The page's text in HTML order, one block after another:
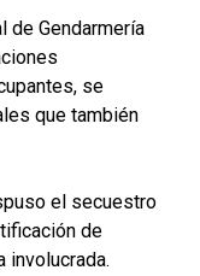
de Gendarmería
se
que también
el secuestro
de
involucrada.